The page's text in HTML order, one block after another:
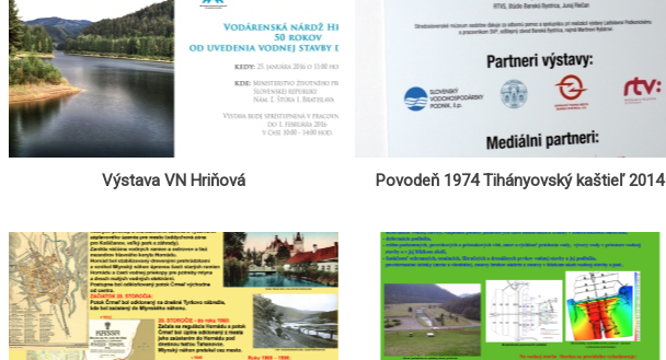
Výstava VN Hriňová Povodeň 1974 Tihányovský kaštieľ 2014